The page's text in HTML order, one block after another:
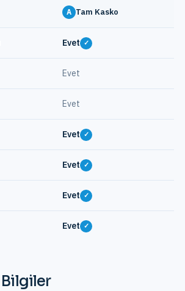
A Tam Kasko
Evet ✓
Evet
Evet
Evet ✓
Evet ✓
Evet ✓
Evet ✓
Bilgiler